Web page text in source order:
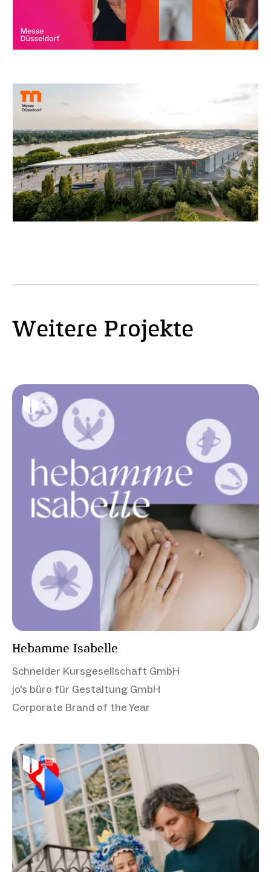
Weitere Projekte
Hebamme Isabelle
Schneider Kursgesellschaft GmbH
jo's büro für Gestaltung GmbH
Corporate Brand of the Year